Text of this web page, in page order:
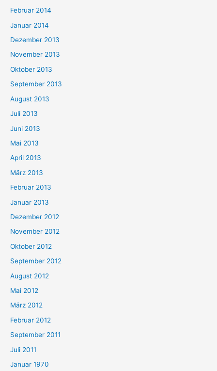
Februar 2014
Januar 2014
Dezember 2013
November 2013
Oktober 2013
September 2013
August 2013
Juli 2013
Juni 2013
Mai 2013
April 2013
März 2013
Februar 2013
Januar 2013
Dezember 2012
November 2012
Oktober 2012
September 2012
August 2012
Mai 2012
März 2012
Februar 2012
September 2011
Juli 2011
Januar 1970